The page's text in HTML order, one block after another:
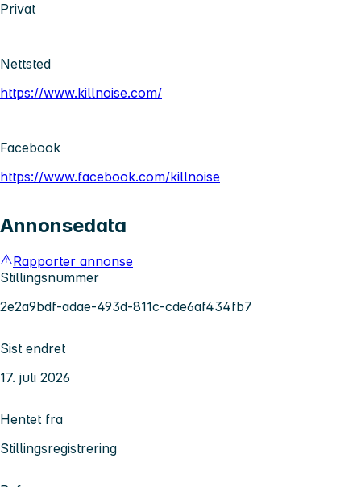
Privat
Nettsted
https://www.killnoise.com/
Facebook
https://www.facebook.com/killnoise
Annonsedata
Rapporter annonse
Stillingsnummer
2e2a9bdf-adae-493d-811c-cde6af434fb7
Sist endret
17. juli 2026
Hentet fra
Stillingsregistrering